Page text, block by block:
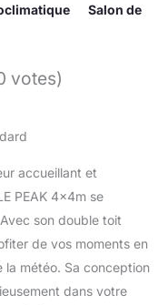
Salon de
votes)
accueillant et
PEAK 4x4m se
son double toit
de vos moments en
la météo. Sa conception
dans votre